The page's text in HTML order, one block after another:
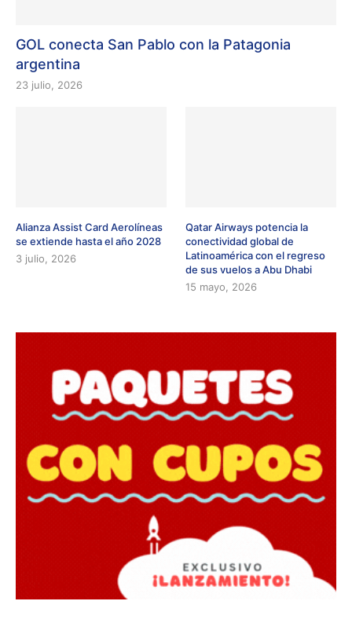
GOL conecta San Pablo con la Patagonia
argentina
23 julio, 2026
Alianza Assist Card Aerolíneas
se extiende hasta el año 2028
3 julio, 2026
Qatar Airways potencia la
conectividad global de
Latinoamérica con el regreso
de sus vuelos a Abu Dhabi
15 mayo, 2026